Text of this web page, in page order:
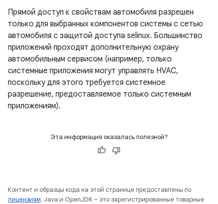
Прямой доступ к свойствам автомобиля разрешен
только для выбранных компонентов системы с сетью
автомобиля с защитой доступа selinux. Большинство
приложений проходят дополнительную охрану
автомобильным сервисом (например, только
системные приложения могут управлять HVAC,
поскольку для этого требуется системное
разрешение, предоставляемое только системным
приложениям).
Эта информация оказалась полезной?
Контент и образцы кода на этой странице предоставлены по
лицензиям. Java и OpenJDK – это зарегистрированные товарные